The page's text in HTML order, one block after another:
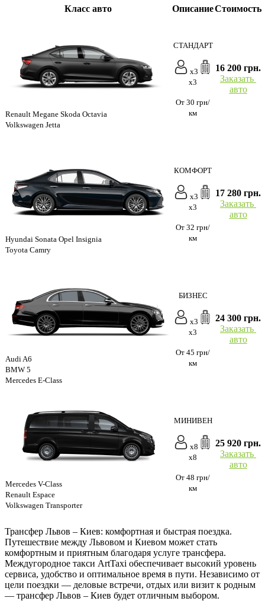
Класс авто ОписаниеСтоимость
Renault Megane Skoda Octavia
Volkswagen Jetta
СТАНДАРТ
x3
x3
От 30 грн/
км
16 200 грн.
Заказать
авто
Hyundai Sonata Opel Insignia
Toyota Camry
КОМФОРТ
x3
x3
От 32 грн/
км
17 280 грн.
Заказать
авто
Audi A6
BMW 5
Mercedes E-Class
БИЗНЕС
x3
x3
От 45 грн/
км
24 300 грн.
Заказать
авто
Mercedes V-Class
Renault Espace
Volkswagen Transporter
МИНИВЕН
x8
x8
От 48 грн/
км
25 920 грн.
Заказать
авто
Трансфер Львов – Киев: комфортная и быстрая поездка.
Путешествие между Львовом и Киевом может стать
комфортным и приятным благодаря услуге трансфера.
Междугородное такси ArtTaxi обеспечивает высокий уровень
сервиса, удобство и оптимальное время в пути. Независимо от
цели поездки — деловые встречи, отдых или визит к родным
— трансфер Львов – Киев будет отличным выбором.